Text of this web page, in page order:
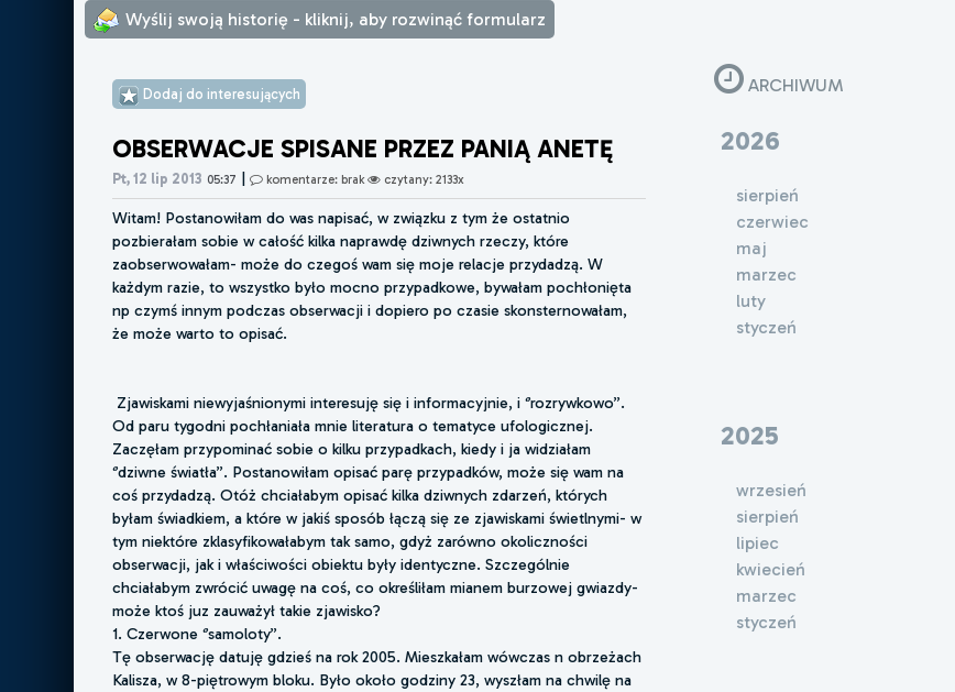
Wyślij swoją historię - kliknij, aby rozwinąć formularz
Dodaj do interesujących
OBSERWACJE SPISANE PRZEZ PANIĄ ANETĘ
Pt, 12 lip 2013 05:37 | komentarze: brak czytany: 2133x
Witam! Postanowiłam do was napisać, w związku z tym że ostatnio
pozbierałam sobie w całość kilka naprawdę dziwnych rzeczy, które
zaobserwowałam- może do czegoś wam się moje relacje przydadzą. W
każdym razie, to wszystko było mocno przypadkowe, bywałam pochłonięta
np czymś innym podczas obserwacji i dopiero po czasie skonsternowałam,
że może warto to opisać.
Zjawiskami niewyjaśnionymi interesuję się i informacyjnie, i ‘’rozrywkowo’’.
Od paru tygodni pochłaniała mnie literatura o tematyce ufologicznej.
Zaczęłam przypominać sobie o kilku przypadkach, kiedy i ja widziałam
‘’dziwne światła’’. Postanowiłam opisać parę przypadków, może się wam na
coś przydadzą. Otóż chciałabym opisać kilka dziwnych zdarzeń, których
byłam świadkiem, a które w jakiś sposób łączą się ze zjawiskami świetlnymi- w
tym niektóre zklasyfikowałabym tak samo, gdyż zarówno okoliczności
obserwacji, jak i właściwości obiektu były identyczne. Szczególnie
chciałabym zwrócić uwagę na coś, co określiłam mianem burzowej gwiazdy-
może ktoś juz zauważył takie zjawisko?
1. Czerwone ‘’samoloty’’.
Tę obserwację datuję gdzieś na rok 2005. Mieszkałam wówczas n obrzeżach
Kalisza, w 8-piętrowym bloku. Było około godziny 23, wyszłam na chwilę na
ARCHIWUM
2026
sierpień
czerwiec
maj
marzec
luty
styczeń
2025
wrzesień
sierpień
lipiec
kwiecień
marzec
styczeń